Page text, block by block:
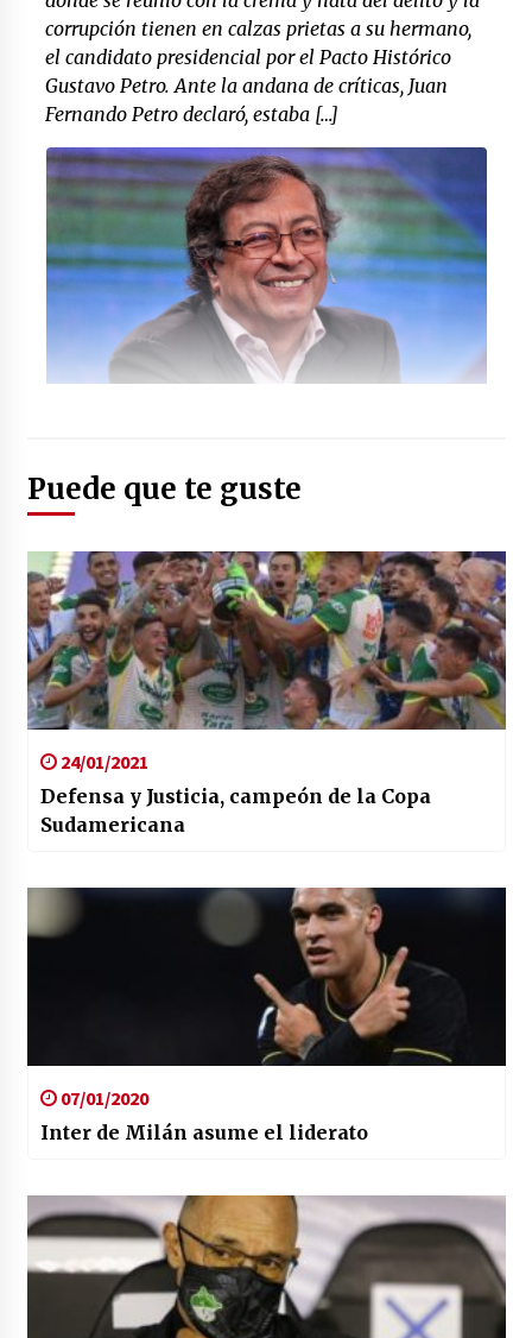
corrupción tienen en calzas prietas a su hermano,
el candidato presidencial por el Pacto Histórico
Gustavo Petro. Ante la andana de críticas, Juan
Fernando Petro declaró, estaba […]
Puede que te guste
24/01/2021
Defensa y Justicia, campeón de la Copa
Sudamericana
07/01/2020
Inter de Milán asume el liderato